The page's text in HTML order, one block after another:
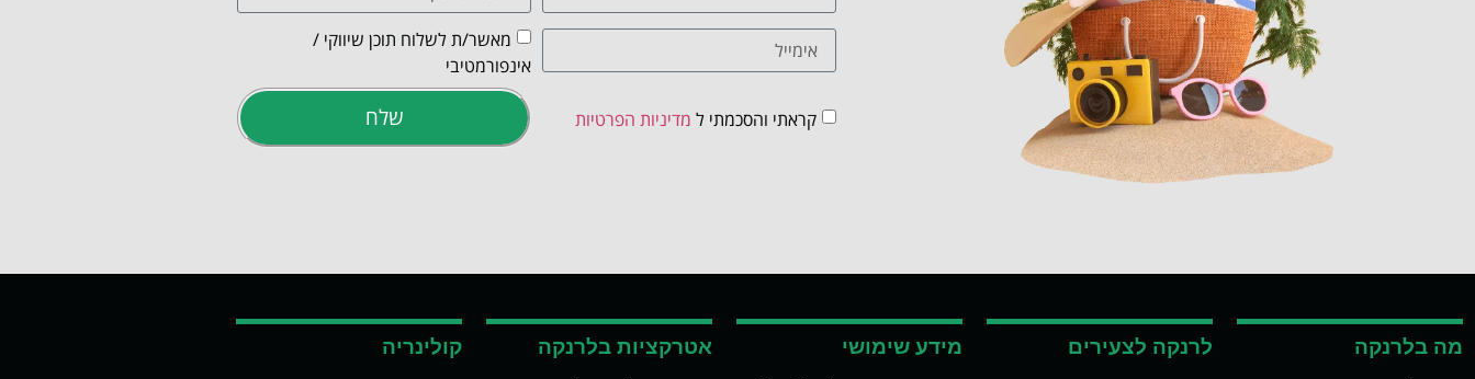
מאשר/ת לשלוח תוכן שיווקי /
אינפורמטיבי
קראתי והסכמתי ל מדיניות הפרטיות שלח
מה בלרנקה לרנקה לצעירים מידע שימושי אטרקציות בלרנקה קולינריה